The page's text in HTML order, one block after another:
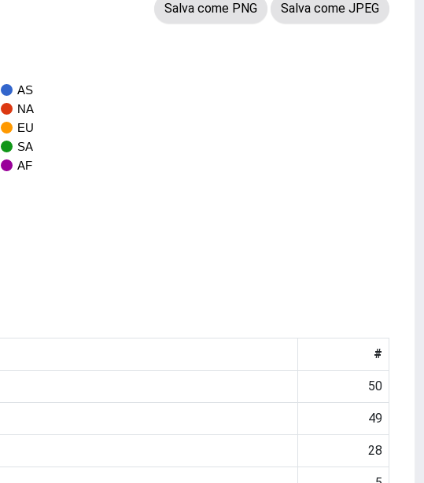
Salva come PNG Salva come JPEG
AS
NA
EU
SA
AF
#
50
49
28